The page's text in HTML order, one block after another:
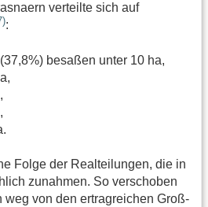
verteilte sich auf
:
besaßen unter 10 ha,
Folge der Realteilungen, die in
zunahmen. So verschoben
von den ertragreichen Groß-